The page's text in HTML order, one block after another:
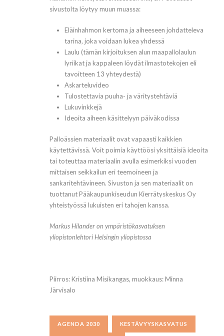
sivustolta löytyy muun muassa:
Eläinhahmon kertoma ja aiheeseen johdatteleva
tarina, joka voidaan lukea yhdessä
Laulu (tämän kirjoituksen alun maapallolaulun
lyriikat ja kappaleen löydät ilmastotekojen eli
tavoitteen 13 yhteydestä)
Askarteluvideo
Tulostettavia puuha- ja väritystehtäviä
Lukuvinkkejä
Ideoita aiheen käsittelyyn päiväkodissa
Palloässien materiaalit ovat vapaasti kaikkien
käytettävissä. Voit poimia käyttöösi yksittäisiä ideoita
tai toteuttaa materiaalin avulla esimerkiksi vuoden
mittaisen seikkailun eri teemoineen ja
sankaritehtävineen. Sivuston ja sen materiaalit on
tuottanut Pääkaupunkiseudun Kierrätyskeskus Oy
yhteistyössä lukuisten eri tahojen kanssa.
Markus Hilander on ympäristökasvatuksen
yliopistonlehtori Helsingin yliopistossa
Piirros: Kristiina Misikangas, muokkaus: Minna
Järvisalo
AGENDA 2030 KESTÄVYYSKASVATUS